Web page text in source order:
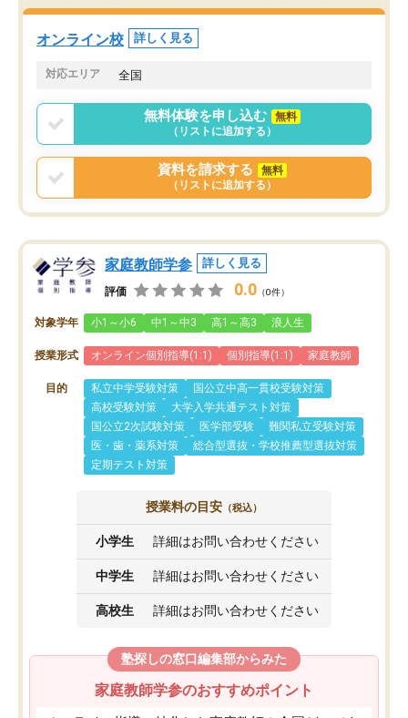
オンライン校 詳しく見る
対応エリア 全国
無料体験を申し込む
無料
（リストに追加する）
資料を請求する
無料
（リストに追加する）
家庭教師学参 詳しく見る
評価 0.0 （0件）
対象学年 小1～小6 中1～中3 高1～高3 浪人生
授業形式 オンライン個別指導(1:1) 個別指導(1:1) 家庭教師
目的 私立中学受験対策
国公立中高一貫校受験対策
高校受験対策
大学入学共通テスト対策
国公立2次試験対策
医学部受験
難関私立受験対策
医・歯・薬系対策
総合型選抜・学校推薦型選抜対策
定期テスト対策
授業料の目安 （税込）
小学生 詳細はお問い合わせください
中学生 詳細はお問い合わせください
高校生 詳細はお問い合わせください
塾探しの窓口編集部からみた
家庭教師学参のおすすめポイント